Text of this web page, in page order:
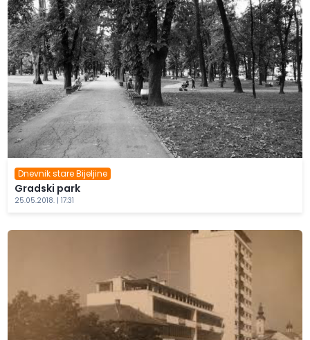
Dnevnik stare Bijeljine
Gradski park
25.05.2018. | 17:31